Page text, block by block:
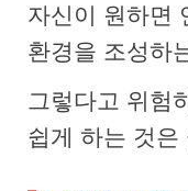
자신이 원하면
환경을 조성하
그렇다고 위험
쉽게 하는 것은